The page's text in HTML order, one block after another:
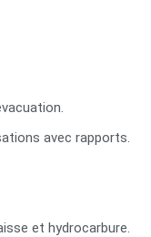
avec rapports.
et hydrocarbure.